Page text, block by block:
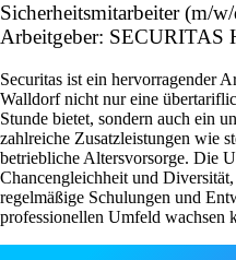
Sicherheitsmitarbeiter (m/
Arbeitgeber: SECURITAS
Securitas ist ein hervorragender
Walldorf nicht nur eine
Stunde bietet, sondern auch ein
zahlreiche Zusatzleistungen wie
betriebliche Altersvorsorge. Die
Chancengleichheit und
regelmäßige Schulungen und
professionellen Umfeld wachsen